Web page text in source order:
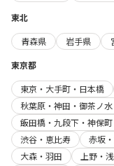
東北
青森県
岩手県
東京都
東京・大手町・日本橋
秋葉原・神田・御茶ノ水
飯田橋・九段下・神保
渋谷・恵比寿
赤坂
大森・羽田
上野・